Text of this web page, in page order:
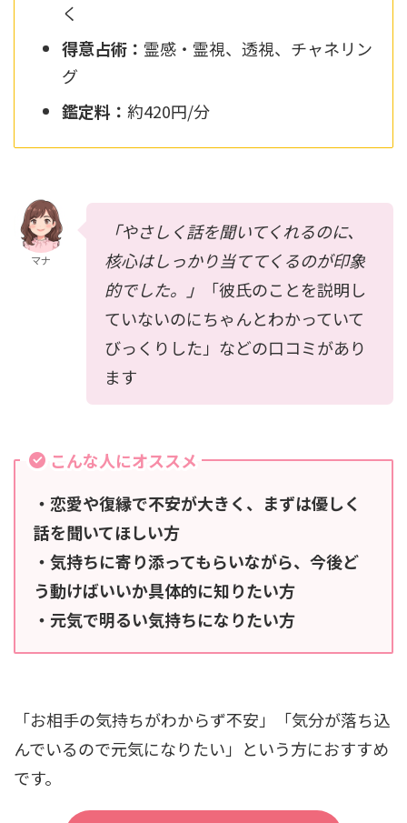
く
得意占術： 霊感・霊視、透視、チャネリン
グ
鑑定料： 約420円/分
マナ
「やさしく話を聞いてくれるのに、
核心はしっかり当ててくるのが印象
的でした。」
「彼氏のことを説明し
ていないのにちゃんとわかっていて
びっくりした」などの口コミがあり
ます
こんな人にオススメ
・恋愛や復縁で不安が大きく、まずは優しく
話を聞いてほしい方
・気持ちに寄り添ってもらいながら、今後ど
う動けばいいか具体的に知りたい方
・元気で明るい気持ちになりたい方
「お相手の気持ちがわからず不安」「気分が落ち込
んでいるので元気になりたい」という方におすすめ
です。